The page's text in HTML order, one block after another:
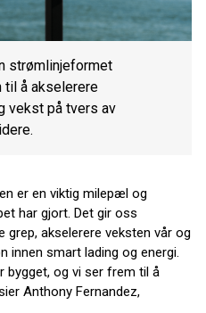
strømlinjeformet
til å akselerere
vekst på tvers av
er en viktig milepæl og
har gjort. Det gir oss
akselerere veksten vår og
innen smart lading og energi.
bygget, og vi ser frem til å
Anthony Fernandez,